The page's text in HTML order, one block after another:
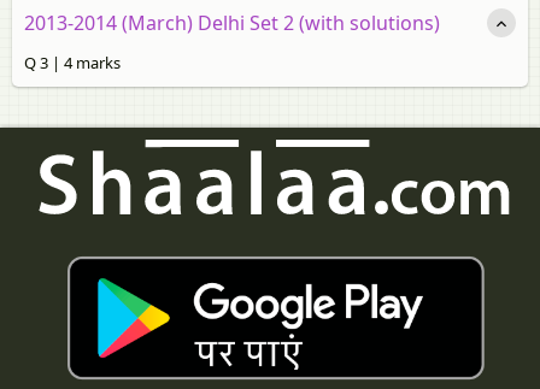
2013-2014 (March) Delhi Set 2 (with solutions)
Q 3 | 4 marks